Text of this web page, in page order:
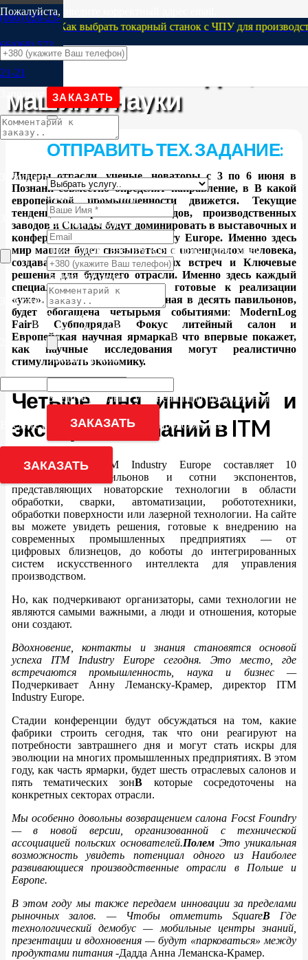
(066) 020-23-
66(068) 573-
21-21
Как выбрать токарный станок с ЧПУ для
Пожалуйста, введите корректный адрес email.
Заполните поле
Заполните поле
Загрузить чертеж
Заполните поле
25 - 14 = ?
Введите результат уравнения для продолжения
ЗАКАЗАТЬ
ЗАКАЗАТЬ
ОТПРАВИТЬ ТЕХ. ЗАДАНИЕ:
Выберите значение
Заполните поле
Пожалуйста, введите корректный адрес email.
Заполните поле
Заполните поле
Загрузить чертеж
Заполните поле
27 - 9 = ?
Введите результат уравнения для продолжения
ЗАКАЗАТЬ
ITM Industry Europe 2025
— Потенциал людей,
машин и науки
Полезные Статьи
ITM Industry Europe 2025 — Потенциал людей, машин и науки
Лидеры отрасли, ученые, новаторы с 3 по 6 июня в
Познани совместно определят направление, в В какой
европейской промышленности движется. Текущие
тенденции современных заводов, производственных
заводов и Склады будут доминировать в выставочных и
конференц -сценах ITM Industry Europe. Именно здесь
мир машин будет связываться с потенциалом человека,
создавая место вдохновляющих встреч и
Ключевые
решения для будущего отрасли. Именно здесь каждый
специалист найдет решения, готовые к реализации
«уже». Выставка, расположенная в десять павильонов,
будет обогащена четырьмя событиями:ModernLog
FairВСубподрядаВ Фокус литейный салон
и
Европейская научная ярмаркаВ что впервые покажет,
как научные исследования могут реалистично
стимулировать экономику.
Четыре дня инноваций и
экспертных знаний в ITM
В этом году ITM Industry Europe составляет 10
тематических павильонов и сотни экспонентов,
представляющих новаторские технологии в области
обработки, сварки, автоматизации, робототехники,
обработки поверхности или лазерной технологии. На сайте
вы можете увидеть решения, готовые к внедрению на
современных промышленных предприятиях — от
цифровых близнецов, до коботы до интегрированных
систем искусственного интеллекта для управления
производством.
Но, как подчеркивают организаторы, сами технологии не
являются самыми важными, а люди и отношения, которые
они создают.
Вдохновение, контакты и знания становятся основой
успеха ITM Industry Europe сегодня. Это место, где
встречаются промышленность, наука и бизнес —
Подчеркивает Анну Леманску-Крамер, директор ITM
Industry Europe.
Стадии конференции будут обсуждаться на том, какие
фабрики строить сегодня, так что они реагируют на
потребности завтрашнего дня и могут стать искры для
эволюции на многих промышленных предприятиях. В этом
году, как часть ярмарки, будет шесть отраслевых салонов и
пять тематических зонВ которые сосредоточены на
конкретных секторах отрасли.
Мы особенно довольны возвращением салона Focst Foundry
— в новой версии, организованной с технической
ассоциацией польских основателей.Полем Это уникальная
возможность увидеть потенциал одного из
Наиболее
развивающиеся производственные отрасли в Польше и
Европе.
В этом году мы также передаем инновации за пределами
рыночных залов.
— Чтобы отметить SquareВ Где
технологический демобус — мобильные центры знаний,
презентации и вдохновения — будут «парковаться» между
продуктами питания-Дадда Анна Леманска-Крамер.